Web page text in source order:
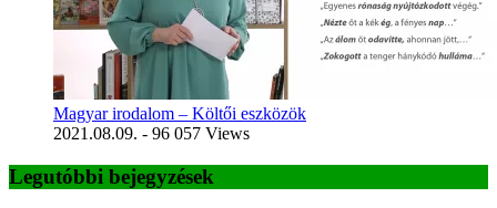
Magyar irodalom – Költői eszközök
2021.08.09. - 96 057 Views
Legutóbbi bejegyzések